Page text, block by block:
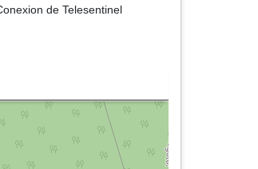
de Telesentinel